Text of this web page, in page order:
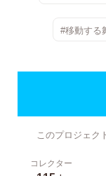
#移動する
このプロジェク
コレクター